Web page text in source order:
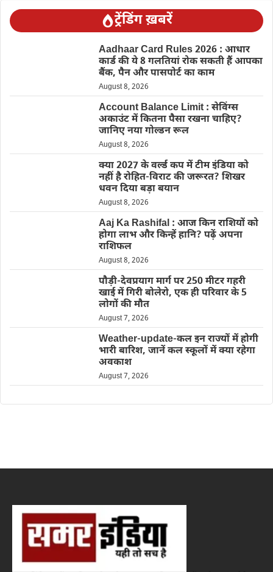
ट्रेंडिंग ख़बरें
Aadhaar Card Rules 2026 : आधार
कार्ड की ये 8 गलतियां रोक सकती हैं आपका
बैंक, पैन और पासपोर्ट का काम
August 8, 2026
Account Balance Limit : सेविंग्स
अकाउंट में कितना पैसा रखना चाहिए?
जानिए नया गोल्डन रूल
August 8, 2026
क्या 2027 के वर्ल्ड कप में टीम इंडिया को
नहीं है रोहित-विराट की जरूरत? शिखर
धवन दिया बड़ा बयान
August 8, 2026
Aaj Ka Rashifal : आज किन राशियों को
होगा लाभ और किन्हें हानि? पढ़ें अपना
राशिफल
August 8, 2026
पौड़ी-देवप्रयाग मार्ग पर 250 मीटर गहरी
खाई में गिरी बोलेरो, एक ही परिवार के 5
लोगों की मौत
August 7, 2026
Weather-update-कल इन राज्यों में होगी
भारी बारिश, जानें कल स्कूलों में क्या रहेगा
अवकाश
August 7, 2026